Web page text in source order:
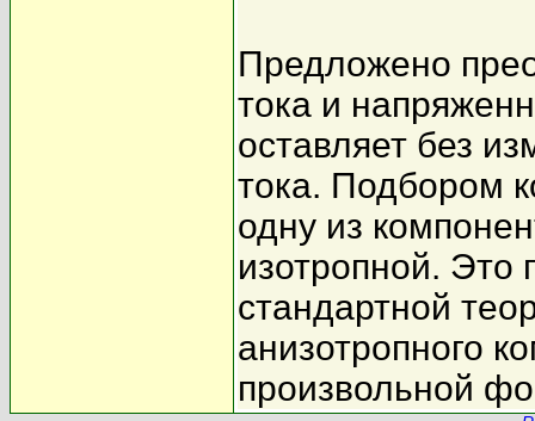
Предложено
тока и
оставляет без
тока. Подбором
одну из
изотропной. Это
стандартной
анизотропного
произвольной